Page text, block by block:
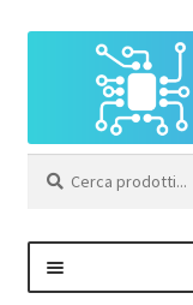
navigazione
contenuto